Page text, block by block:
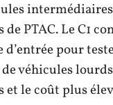
de PTAC. Le C1
d’entrée pour
véhicules
et le coût plus